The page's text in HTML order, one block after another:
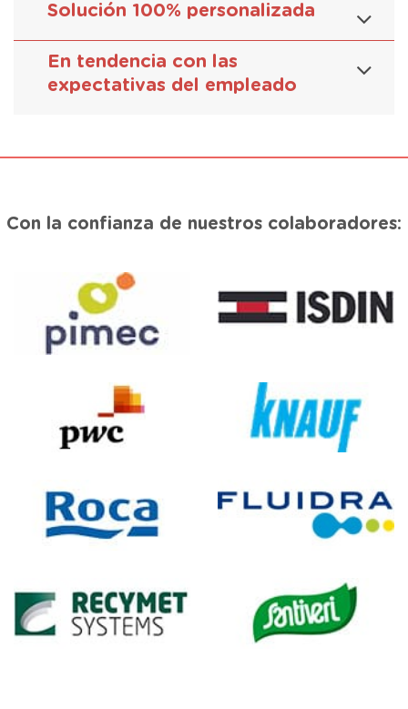
Solución 100% personalizada
En tendencia con las
expectativas del empleado
Con la confianza de nuestros colaboradores: